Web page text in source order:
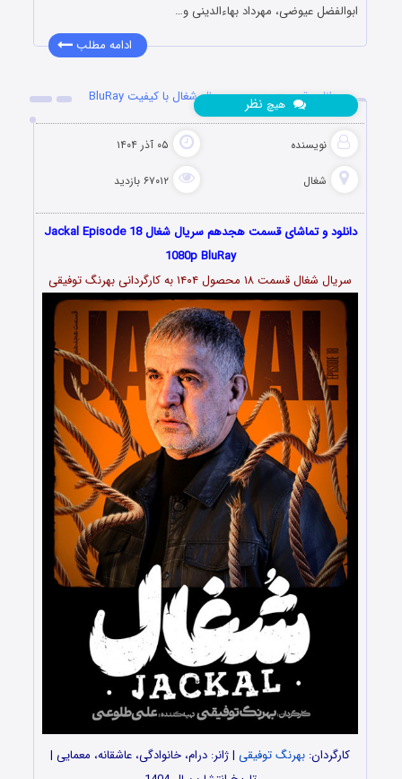
ابوالفضل عیوضی، مهرداد بهاءالدینی و…
ادامه مطلب
دانلود قسمت هجدهم سریال شغال با کیفیت BluRay
نویسنده ۰۵ آذر ۱۴۰۴
شغال ۶۷۰۱۲ بازدید
هیچ نظر
دانلود و تماشای قسمت هجدهم سریال شغال Jackal Episode 18
1080p BluRay
سریال شغال قسمت ۱۸ محصول ۱۴۰۴ به کارگردانی بهرنگ توفیقی
کارگردان: بهرنگ توفیقی | ژانر: درام، خانوادگی، عاشقانه، معمایی |